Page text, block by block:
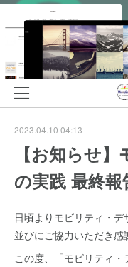
2023.04.10 04:13
【お知らせ
の実践 最終
日頃よりモビリティ・
並びにご協力いただき感
この度、「モビリティ